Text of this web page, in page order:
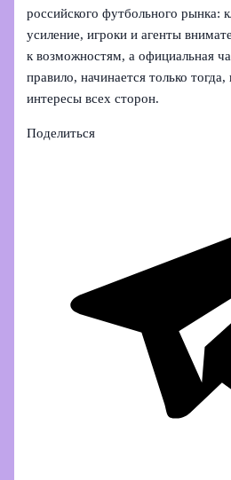
российского футбольного рынка:
усиление, игроки и агенты
к возможностям, а официальная
правило, начинается только
интересы всех сторон.
Поделиться